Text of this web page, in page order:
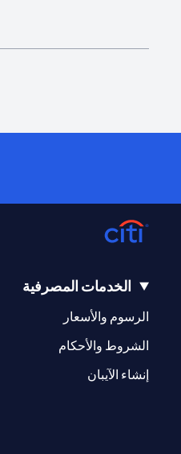
الخدمات المصرفية
الرسوم والأسعار
الشروط والأحكام
إنشاء الآيبان